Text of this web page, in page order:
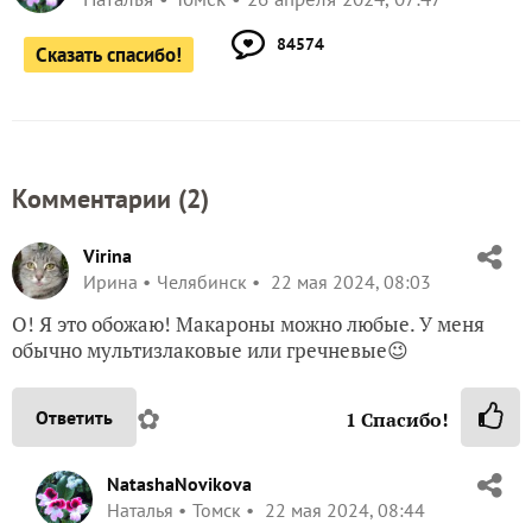
Сказать спасибо! 84574
Комментарии (2)
Virina
Ирина
Челябинск 22 мая 2024, 08:03
О! Я это обожаю! Макароны можно любые. У меня
обычно мультизлаковые или гречневые😉
Ответить ✿ 1 Спасибо!
NatashaNovikova
Наталья
Томск 22 мая 2024, 08:44